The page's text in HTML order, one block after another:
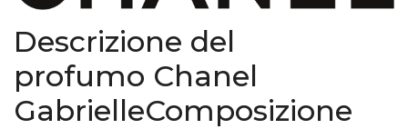
Descrizione del
profumo Chanel
GabrielleComposizione